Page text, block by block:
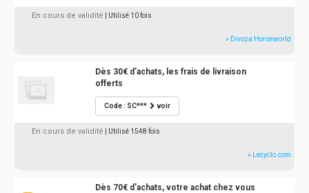
En cours de validité | Utilisé 10 fois
» Divoza Horseworld
Dès 30€ d'achats, les frais de livraison
offerts
Code : SC*** voir
En cours de validité | Utilisé 1548 fois
» Lecyclo.com
Dès 70€ d'achats, votre achat chez vous